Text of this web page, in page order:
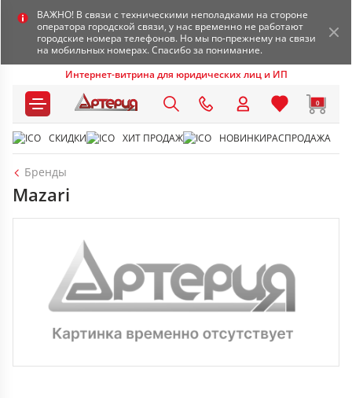
ВАЖНО! В связи с техническими неполадками на стороне
оператора городской связи, у нас временно не работают
городские номера телефонов. Но мы по-прежнему на связи
на мобильных номерах. Спасибо за понимание.
Интернет-витрина для юридических лиц и ИП
0
СКИДКИ ХИТ ПРОДАЖ НОВИНКИРАСПРОДАЖА
Бренды
Mazari